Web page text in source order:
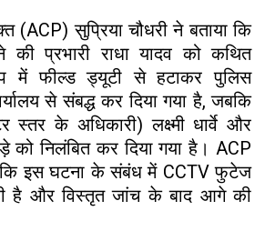
सुप्रिया चौधरी ने बताया कि
प्रभारी राधा यादव को कथित
में फील्ड ड्यूटी से हटाकर पुलिस
से संबद्ध कर दिया गया है, जबकि
स्तर के अधिकारी) लक्ष्मी धार्वे और
को निलंबित कर दिया गया है। ACP
कि इस घटना के संबंध में CCTV फुटेज
है और विस्तृत जांच के बाद आगे की